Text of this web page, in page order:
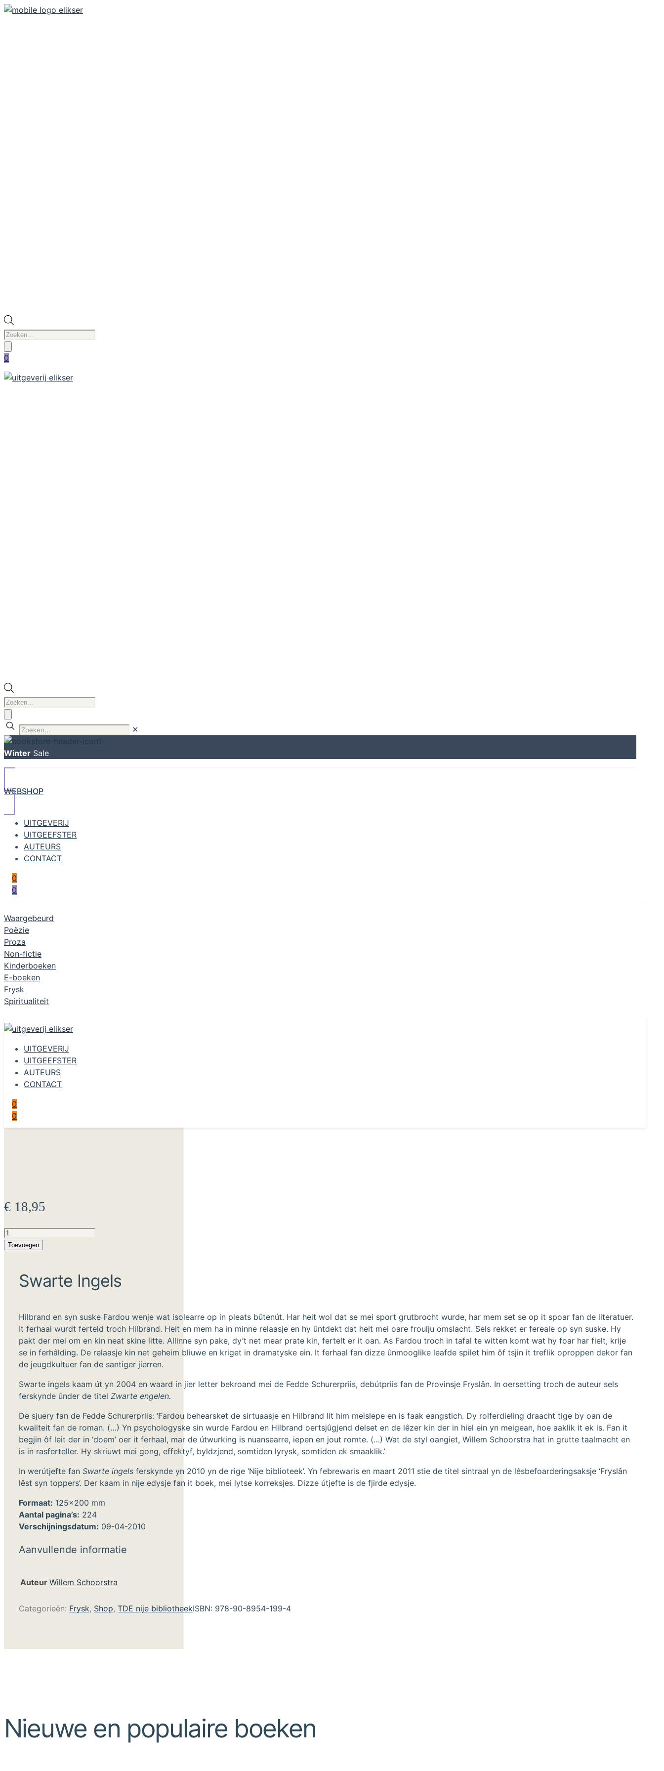
Producten
zoeken
0
Producten
zoeken
✕
Winter Sale
WEBSHOP
UITGEVERIJ
UITGEEFSTER
AUTEURS
CONTACT
0
0
Waargebeurd
Poëzie
Proza
Non-fictie
Kinderboeken
E-boeken
Frysk
Spiritualiteit
UITGEVERIJ
UITGEEFSTER
AUTEURS
CONTACT
0
0
€ 18,95
Swarte
Ingels
Toevoegen
Swarte Ingels
Hilbrand en syn suske Fardou wenje wat isolearre op in pleats bûtenút. Har heit wol dat se mei sport grutbrocht wurde, har mem set se op it spoar fan de literatuer.
It ferhaal wurdt ferteld troch Hilbrand. Heit en mem ha in minne relaasje en hy ûntdekt dat heit mei oare froulju omslacht. Sels rekket er fereale op syn suske. Hy
pakt der mei om en kin neat skine litte. Allinne syn pake, dy’t net mear prate kin, fertelt er it oan. As Fardou troch in tafal te witten komt wat hy foar har fielt, krije
se in ferhâlding. De relaasje kin net geheim bliuwe en kriget in dramatyske ein. It ferhaal fan dizze ûnmooglike leafde spilet him ôf tsjin it treflik oproppen dekor fan
de jeugdkultuer fan de santiger jierren.
Swarte ingels kaam út yn 2004 en waard in jier letter bekroand mei de Fedde Schurerpriis, debútpriis fan de Provinsje Fryslân. In oersetting troch de auteur sels
ferskynde ûnder de titel Zwarte engelen.
De sjuery fan de Fedde Schurerpriis: ‘Fardou behearsket de sirtuaasje en Hilbrand lit him meislepe en is faak eangstich. Dy rolferdieling draacht tige by oan de
kwaliteit fan de roman. (…) Yn psychologyske sin wurde Fardou en Hilbrand oertsjûgjend delset en de lêzer kin der in hiel ein yn meigean, hoe aaklik it ek is. Fan it
begjin ôf leit der in ‘doem’ oer it ferhaal, mar de útwurking is nuansearre, iepen en jout romte. (…) Wat de styl oangiet, Willem Schoorstra hat in grutte taalmacht en
is in rasferteller. Hy skriuwt mei gong, effektyf, byldzjend, somtiden lyrysk, somtiden ek smaaklik.’
In werútjefte fan Swarte ingels ferskynde yn 2010 yn de rige ‘Nije biblioteek’. Yn febrewaris en maart 2011 stie de titel sintraal yn de lêsbefoarderingsaksje ‘Fryslân
lêst syn toppers’. Der kaam in nije edysje fan it boek, mei lytse korreksjes. Dizze útjefte is de fjirde edysje.
Formaat: 125x200 mm
Aantal pagina’s: 224
Verschijningsdatum: 09-04-2010
Aanvullende informatie
Auteur Willem Schoorstra
Categorieën: Frysk, Shop, TDE nije bibliotheekISBN: 978-90-8954-199-4
Nieuwe en populaire boeken